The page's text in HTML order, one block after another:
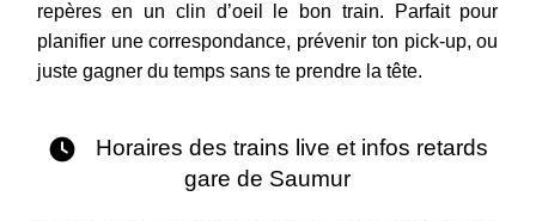
repères en un clin d’oeil le bon train. Parfait pour
planifier une correspondance, prévenir ton pick-up, ou
juste gagner du temps sans te prendre la tête.
Horaires des trains live et infos retards
gare de Saumur